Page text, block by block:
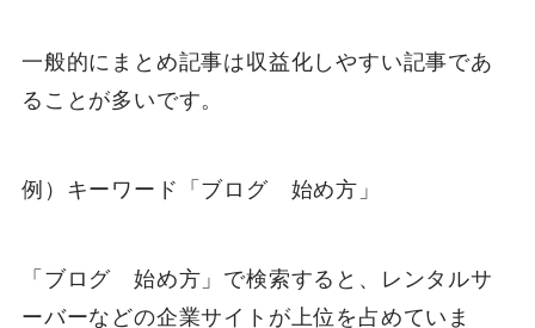
一般的にまとめ記事は収益化しやすい記事であ
ることが多いです。
例）キーワード「ブログ 始め方」
「ブログ 始め方」で検索すると、レンタルサ
ーバーなどの企業サイトが上位を占めていま